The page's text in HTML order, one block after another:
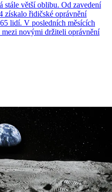
stále větší oblibu. Od zavedení
získalo řidičské oprávnění
lidí. V posledních měsících
novými držiteli oprávnění